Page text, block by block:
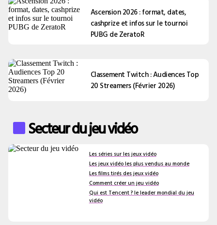
Ascension 2026 : format, dates,
cashprize et infos sur le tournoi
PUBG de ZeratoR
Classement Twitch : Audiences Top
20 Streamers (Février 2026)
Secteur du jeu vidéo
Les séries sur les jeux vidéo
Les jeux vidéo les plus vendus au monde
Les films tirés des jeux vidéo
Comment créer un jeu vidéo
Qui est Tencent ? le leader mondial du jeu
vidéo